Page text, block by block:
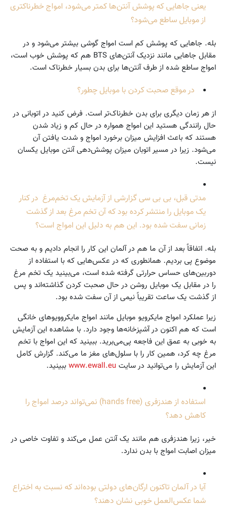
یعنی جاهایی که پوشش آنتن‌ها کمتر می‌شود، امواج خطرناکتری
از موبایل ساطع می‌شود؟
بله. جاهایی که پوشش کم است امواج گوشی بیشتر می‌شود و در
مقابل جاهایی مانند نزدیک آنتن‌های BTS هم که پوشش خوب است،
امواج ساطع شده از طرف آنتن‌ها برای بدن بسیار خطرناک است.
در موقع صحبت کردن با موبایل چطور؟
از هر زمان دیگری برای بدن خطرناک‌تر است. فرض کنید در اتوبانی در
حال رانندگی هستید این امواج همواره در حال کم و زیاد شدن
هستند که باعث افزایش میزان برخورد امواج و شدت یافتن آن
می‌شود. زیرا در مسیر اتوبان میزان پوشش‌دهی آنتن موبایل یکسان
نیست.
مدتی قبل، بی بی سی گزارشی از آزمایش یک تخم‌مرغ در کنار
یک موبایل را منتشر کرده بود که آن تخم مرغ بعد از گذشت
زمانی سفت شده بود. این هم به دلیل این امواج است؟
بله. اتفاقاً بعد از آن ما هم در آلمان این کار را انجام دادیم و به صحت
موضوع پی بردیم. همانطوری که در عکس‌هایی که با استفاده از
دوربین‌های حساس حرارتی گرفته شده است، می‌بینید یک تخم مرغ
را در مقابل یک موبایل روشن در حال صحبت کردن گذاشته‌اند و پس
از گذشت یک ساعت تقریباً نیمی از آن سفت شده بود.
زیرا عملکرد امواج مایکرویو موبایل مانند امواج مایکروویو‌های خانگی
است که هم اکنون در آشپزخانه‌ها وجود دارد. با مشاهده این آزمایش
به خوبی به عمق این فاجعه پی‌می‌برید. ببینید که این امواج با تخم
مرغ چه کرد، همین کار را با سلول‌های مغز ما می‌کند. گزارش کامل
این آزمایش را می‌توانید در سایت www.ewall.eu ببینید.
استفاده از هندزفری (hands free) نمی‌تواند درصد امواج را
کاهش دهد؟
خیر، زیرا هندزفری هم مانند یک آنتن عمل می‌کند و تفاوت خاصی در
میزان اصابت امواج با بدن ندارد.
آیا در آلمان تاکنون ارگان‌های دولتی بوده‌اند که نسبت به اختراع
شما عکس‌العمل خوبی نشان دهند؟